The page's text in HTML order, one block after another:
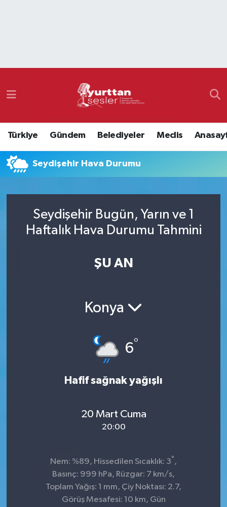
Türkiye Gündem Belediyeler Meclis
Seydişehir Hava Durumu
Seydişehir Bugün, Yarın ve 1
Haftalık Hava Durumu Tahmini
ŞU AN
Konya
6°
Hafif sağnak yağışlı
20 Mart Cuma
20:00
Nem: %89, Hissedilen Sıcaklık: 3° ,
Basınç: 999 hPa, Rüzgar: 7 km/s,
Toplam Yağış: 1 mm, Çiy Noktası: 2.7,
Görüş Mesafesi: 10 km, Gün
Namaz Vakitleri
Süper Lig Puan Durumu ve Fikstür
Tüm Manşetler
Son Dakika Haberleri
Haber Arşivi